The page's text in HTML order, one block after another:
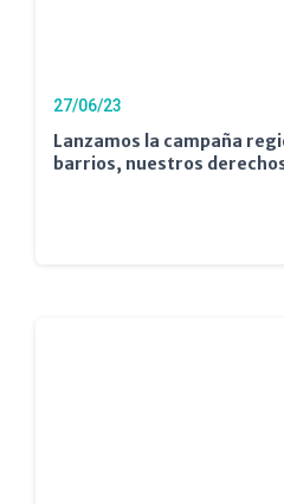
27/06/23
Lanzamos la campaña
barrios, nuestros